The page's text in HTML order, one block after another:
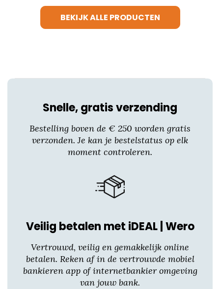
variaties.
op
productpagina
BEKIJK ALLE PRODUCTEN
Snelle, gratis verzending
Bestelling boven de € 250 worden gratis
verzonden. Je kan je bestelstatus op elk
moment controleren.
Veilig betalen met iDEAL | Wero
Vertrouwd, veilig en gemakkelijk online
betalen. Reken af in de vertrouwde mobiel
bankieren app of internetbankier omgeving
van jouw bank.